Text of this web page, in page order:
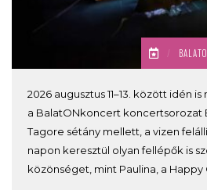
/
2026 augusztus 11–13. között idén
a BalatONkoncert koncertsorozat
Tagore sétány mellett, a vizen
napon keresztül olyan fellépők is
közönséget, mint Paulina, a Happy